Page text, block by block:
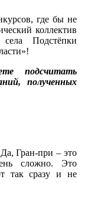
где бы не
коллектив
Подстёпки
подсчитать
полученных
Гран-при – это
сложно. Это
так сразу и не